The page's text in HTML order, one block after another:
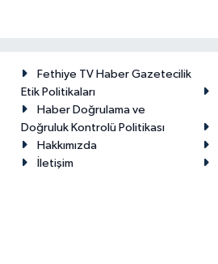
Fethiye TV Haber Gazetecilik
Etik Politikaları
Haber Doğrulama ve
Doğruluk Kontrolü Politikası
Hakkımızda
İletişim